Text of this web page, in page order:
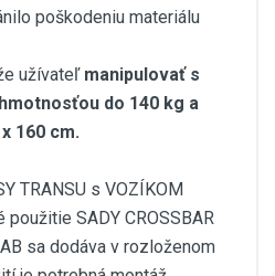
poškodeniu materiálu
užívateľ manipulovať s
do 140 kg a
160 cm.
TRANSU s VOZÍKOM
SADY CROSSBAR
sa dodáva v rozloženom